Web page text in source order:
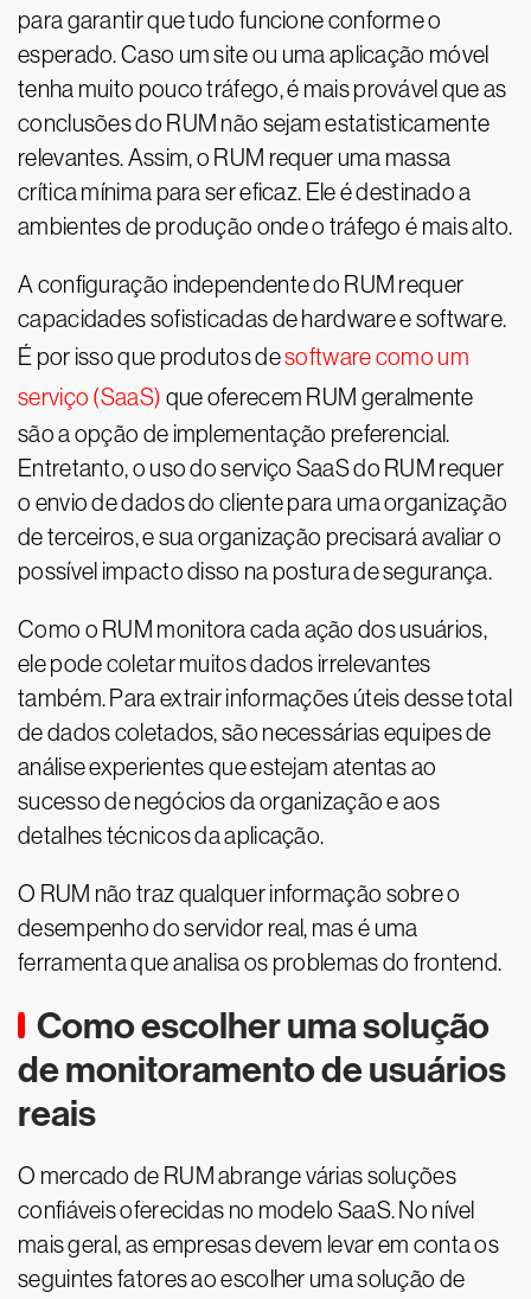
para garantir que tudo funcione conforme o
esperado. Caso um site ou uma aplicação móvel
tenha muito pouco tráfego, é mais provável que as
conclusões do RUM não sejam estatisticamente
relevantes. Assim, o RUM requer uma massa
crítica mínima para ser eficaz. Ele é destinado a
ambientes de produção onde o tráfego é mais alto.
A configuração independente do RUM requer
capacidades sofisticadas de hardware e software.
É por isso que produtos desoftware como um
serviço (SaaS) que oferecem RUM geralmente
são a opção de implementação preferencial.
Entretanto, o uso do serviço SaaS do RUM requer
o envio de dados do cliente para uma organização
de terceiros, e sua organização precisará avaliar o
possível impacto disso na postura de segurança.
Como o RUM monitora cada ação dos usuários,
ele pode coletar muitos dados irrelevantes
também. Para extrair informações úteis desse total
de dados coletados, são necessárias equipes de
análise experientes que estejam atentas ao
sucesso de negócios da organização e aos
detalhes técnicos da aplicação.
O RUM não traz qualquer informação sobre o
desempenho do servidor real, mas é uma
ferramenta que analisa os problemas do frontend.
Como escolher uma solução
de monitoramento de usuários
reais
O mercado de RUM abrange várias soluções
confiáveis oferecidas no modelo SaaS. No nível
mais geral, as empresas devem levar em conta os
seguintes fatores ao escolher uma solução de